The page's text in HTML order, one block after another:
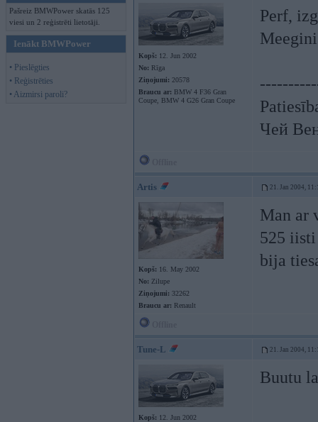
Pašreiz BMWPower skatās 125
viesi un 2 reģistrēti lietotāji.
Ienākt BMWPower
• Pieslēgties
• Reģistrēties
• Aizmirsi paroli?
Kopš: 12. Jun 2002
No: Rīga
Ziņojumi: 20578
Braucu ar: BMW 4 F36 Gran
Coupe, BMW 4 G26 Gran Coupe
Perf,
Чей
Artis 21. Jan 2004,
Kopš: 16. May 2002
No: Zilupe
Ziņojumi: 32262
Braucu ar: Renault
Man ar
525
bija
Tune-L 21. Jan 2004,
Kopš: 12. Jun 2002
Buutu